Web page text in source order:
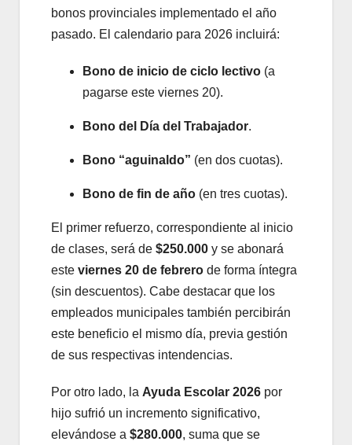
bonos provinciales implementado el año
pasado. El calendario para 2026 incluirá:
Bono de inicio de ciclo lectivo (a
pagarse este viernes 20).
Bono del Día del Trabajador.
Bono “aguinaldo” (en dos cuotas).
Bono de fin de año (en tres cuotas).
El primer refuerzo, correspondiente al inicio
de clases, será de $250.000 y se abonará
este viernes 20 de febrero de forma íntegra
(sin descuentos). Cabe destacar que los
empleados municipales también percibirán
este beneficio el mismo día, previa gestión
de sus respectivas intendencias.
Por otro lado, la Ayuda Escolar 2026 por
hijo sufrió un incremento significativo,
elevándose a $280.000, suma que se